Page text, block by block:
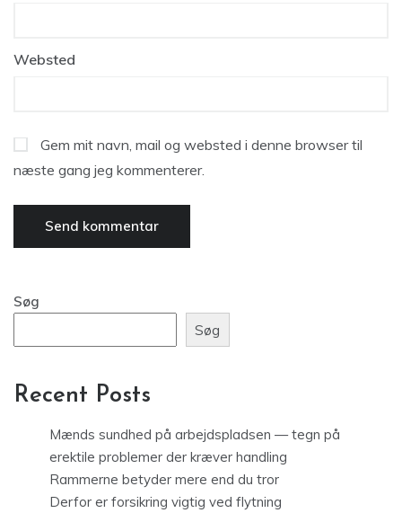
Websted
Gem mit navn, mail og websted i denne browser til
næste gang jeg kommenterer.
Søg
Søg
Recent Posts
Mænds sundhed på arbejdspladsen — tegn på
erektile problemer der kræver handling
Rammerne betyder mere end du tror
Derfor er forsikring vigtig ved flytning